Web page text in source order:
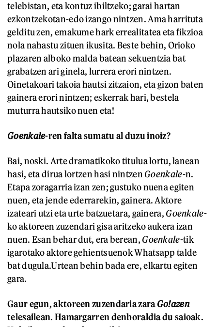
telebistan, eta kontuz ibiltzeko; garai hartan
ezkontzekotan-edo izango nintzen. Ama harrituta
gelditu zen, emakume hark errealitatea eta fikzioa
nola nahastu zituen ikusita. Beste behin, Orioko
plazaren alboko malda batean sekuentzia bat
grabatzen ari ginela, lurrera erori nintzen.
Oinetakoari takoia hautsi zitzaion, eta gizon baten
gainera erori nintzen; eskerrak hari, bestela
muturra hautsiko nuen eta!
Goenkale-ren falta sumatu al duzu inoiz?
Bai, noski. Arte dramatikoko titulua lortu, lanean
hasi, eta dirua lortzen hasi nintzen Goenkale-n.
Etapa zoragarria izan zen; gustuko nuena egiten
nuen, eta jende ederrarekin, gainera. Aktore
izateari utzi eta urte batzuetara, gainera, Goenkale-
ko aktoreen zuzendari gisa aritzeko aukera izan
nuen. Esan behar dut, era berean, Goenkale-tik
igarotako aktore gehientsuenok Whatsapp talde
bat dugula.Urtean behin bada ere, elkartu egiten
gara.
Gaur egun, aktoreen zuzendaria zaraGo!azen
telesailean. Hamargarren denboraldia du saioak.